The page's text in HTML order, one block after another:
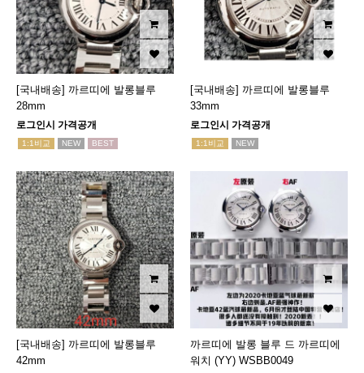
[국내배송] 까르띠에 발롱블루
28mm
로그인시 가격공개
1:1비교 NEW BEST
[국내배송] 까르띠에 발롱블루
33mm
로그인시 가격공개
1:1비교 NEW
[국내배송] 까르띠에 발롱블루
42mm
까르띠에 발롱 블루 드 까르띠에
워치 (YY) WSBB0049